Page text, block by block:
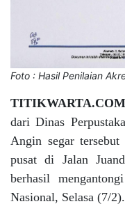
Foto : Hasil Penilaian
dari Dinas
Angin segar
pusat di Jalan
berhasil
Nasional, Selasa (7/2).